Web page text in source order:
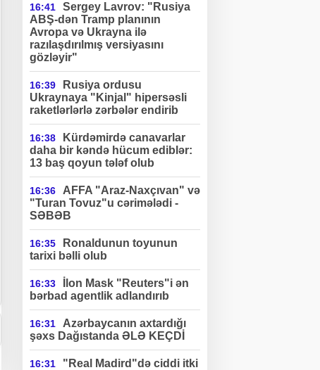
16:41
Sergey Lavrov: "Rusiya
ABŞ-dən Tramp planının
Avropa və Ukrayna ilə
razılaşdırılmış versiyasını
gözləyir"
16:39
Rusiya ordusu
Ukraynaya "Kinjal" hipersəsli
raketlərlərlə zərbələr endirib
16:38
Kürdəmirdə canavarlar
daha bir kəndə hücum ediblər:
13 baş qoyun tələf olub
16:36
AFFA "Araz-Naxçıvan" və
"Turan Tovuz"u cərimələdi -
SƏBƏB
16:35
Ronaldunun toyunun
tarixi bəlli olub
16:33
İlon Mask "Reuters"i ən
bərbad agentlik adlandırıb
16:31
Azərbaycanın axtardığı
şəxs Dağıstanda ƏLƏ KEÇDİ
16:31
"Real Madird"də ciddi itki